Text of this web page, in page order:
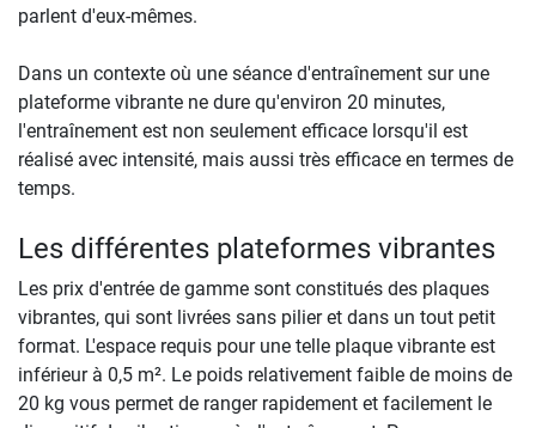
parlent d'eux-mêmes.
Dans un contexte où une séance d'entraînement sur une
plateforme vibrante ne dure qu'environ 20 minutes,
l'entraînement est non seulement efficace lorsqu'il est
réalisé avec intensité, mais aussi très efficace en termes de
temps.
Les différentes plateformes vibrantes
Les prix d'entrée de gamme sont constitués des plaques
vibrantes, qui sont livrées sans pilier et dans un tout petit
format. L'espace requis pour une telle plaque vibrante est
inférieur à 0,5 m². Le poids relativement faible de moins de
20 kg vous permet de ranger rapidement et facilement le